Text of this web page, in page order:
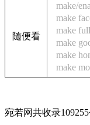
随便看
make/
make
make
make
make
make
宛若网共收录